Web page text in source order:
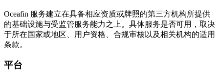
Oceafin 服务建立在具备相应资质或牌照的第三方机构所提供
的基础设施与受监管服务能力之上。具体服务是否可用，取决
于所在国家或地区、用户资格、合规审核以及相关机构的适用
条款。
平台